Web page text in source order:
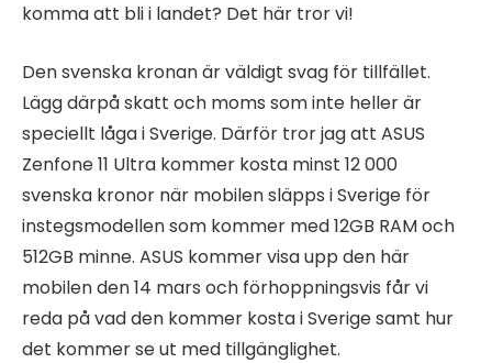
komma att bli i landet? Det här tror vi!
Den svenska kronan är väldigt svag för tillfället.
Lägg därpå skatt och moms som inte heller är
speciellt låga i Sverige. Därför tror jag att ASUS
Zenfone 11 Ultra kommer kosta minst 12 000
svenska kronor när mobilen släpps i Sverige för
instegsmodellen som kommer med 12GB RAM och
512GB minne. ASUS kommer visa upp den här
mobilen den 14 mars och förhoppningsvis får vi
reda på vad den kommer kosta i Sverige samt hur
det kommer se ut med tillgänglighet.